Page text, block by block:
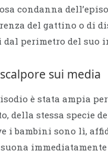
condanna
del gattino o di
perimetro del suo
sui media
è stata ampia
della stessa specie
i bambini sono lì,